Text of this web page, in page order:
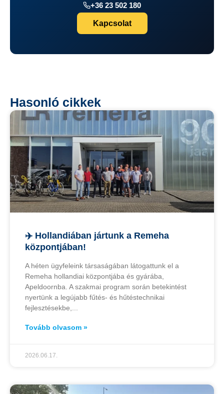
+36 23 502 180
Kapcsolat
Hasonló cikkek
✈️ Hollandiában jártunk a Remeha
központjában!
A héten ügyfeleink társaságában látogattunk el a
Remeha hollandiai központjába és gyárába,
Apeldoornba. A szakmai program során betekintést
nyertünk a legújabb fűtés- és hűtéstechnikai
fejlesztésekbe,
Tovább olvasom »
2026.06.17.